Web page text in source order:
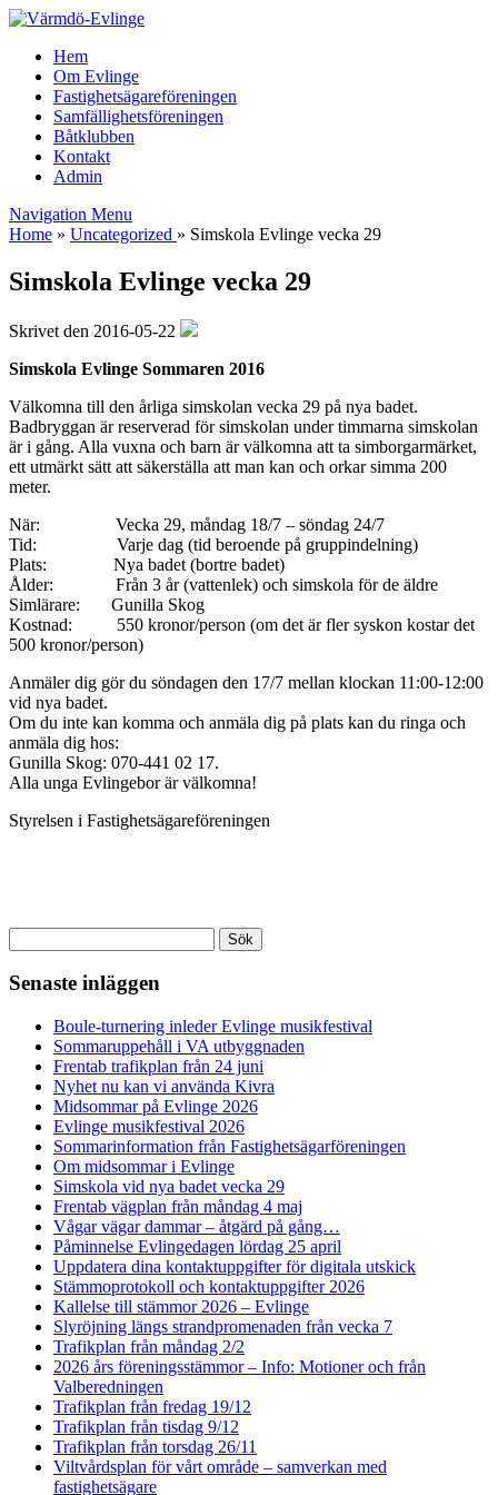
Hem
Om Evlinge
Fastighetsägareföreningen
Samfällighetsföreningen
Båtklubben
Kontakt
Admin
Navigation Menu
Home » Uncategorized » Simskola Evlinge vecka 29
Simskola Evlinge vecka 29
Skrivet den 2016-05-22
Simskola Evlinge Sommaren 2016
Välkomna till den årliga simskolan vecka 29 på nya badet.
Badbryggan är reserverad för simskolan under timmarna simskolan
är i gång. Alla vuxna och barn är välkomna att ta simborgarmärket,
ett utmärkt sätt att säkerställa att man kan och orkar simma 200
meter.
När: Vecka 29, måndag 18/7 – söndag 24/7
Tid: Varje dag (tid beroende på gruppindelning)
Plats: Nya badet (bortre badet)
Ålder: Från 3 år (vattenlek) och simskola för de äldre
Simlärare: Gunilla Skog
Kostnad: 550 kronor/person (om det är fler syskon kostar det
500 kronor/person)
Anmäler dig gör du söndagen den 17/7 mellan klockan 11:00-12:00
vid nya badet.
Om du inte kan komma och anmäla dig på plats kan du ringa och
anmäla dig hos:
Gunilla Skog: 070-441 02 17.
Alla unga Evlingebor är välkomna!
Styrelsen i Fastighetsägareföreningen
efter:
Senaste inläggen
Boule-turnering inleder Evlinge musikfestival
Sommaruppehåll i VA utbyggnaden
Frentab trafikplan från 24 juni
Nyhet nu kan vi använda Kivra
Midsommar på Evlinge 2026
Evlinge musikfestival 2026
Sommarinformation från Fastighetsägarföreningen
Om midsommar i Evlinge
Simskola vid nya badet vecka 29
Frentab vägplan från måndag 4 maj
Vågar vägar dammar – åtgärd på gång…
Påminnelse Evlingedagen lördag 25 april
Uppdatera dina kontaktuppgifter för digitala utskick
Stämmoprotokoll och kontaktuppgifter 2026
Kallelse till stämmor 2026 – Evlinge
Slyröjning längs strandpromenaden från vecka 7
Trafikplan från måndag 2/2
2026 års föreningsstämmor – Info: Motioner och från
Valberedningen
Trafikplan från fredag 19/12
Trafikplan från tisdag 9/12
Trafikplan från torsdag 26/11
Viltvårdsplan för vårt område – samverkan med
fastighetsägare